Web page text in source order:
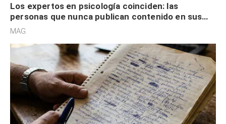
Los expertos en psicología coinciden: las
personas que nunca publican contenido en sus
redes sociales no pretenden buscar validación
MAG.